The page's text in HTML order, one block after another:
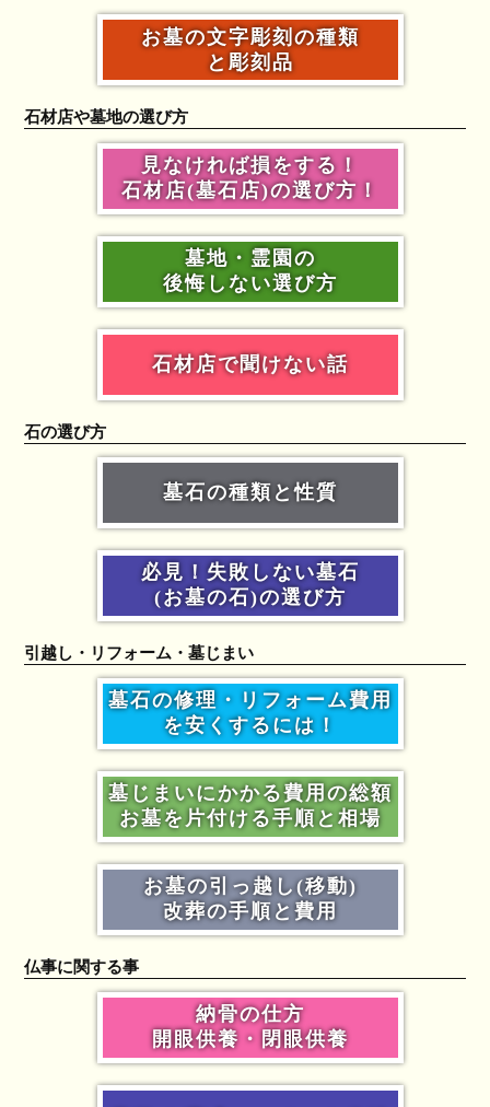
お墓の文字彫刻の種類
と彫刻品
石材店や墓地の選び方
見なければ損をする！
石材店(墓石店)の選び方！
墓地・霊園の
後悔しない選び方
石材店で聞けない話
石の選び方
墓石の種類と性質
必見！失敗しない墓石
(お墓の石)の選び方
引越し・リフォーム・墓じまい
墓石の修理・リフォーム費用
を安くするには！
墓じまいにかかる費用の総額
お墓を片付ける手順と相場
お墓の引っ越し(移動)
改葬の手順と費用
仏事に関する事
納骨の仕方
開眼供養・閉眼供養